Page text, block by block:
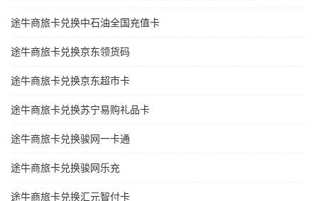
途牛商旅卡兑换中石油全国充值卡
途牛商旅卡兑换京东领货码
途牛商旅卡兑换京东超市卡
途牛商旅卡兑换苏宁易购礼品卡
途牛商旅卡兑换骏网一卡通
途牛商旅卡兑换骏网乐充
途牛商旅卡兑换汇元智付卡